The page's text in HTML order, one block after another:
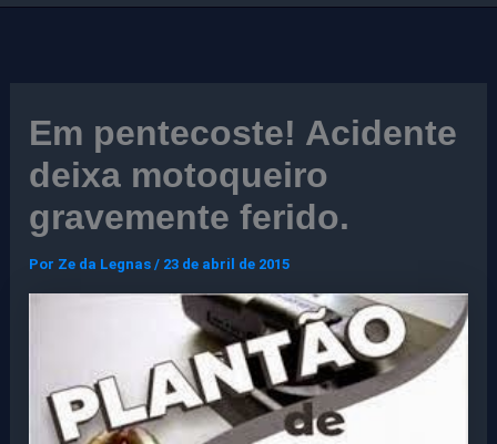
Em pentecoste! Acidente
deixa motoqueiro
gravemente ferido.
Por Ze da Legnas/ 23 de abril de 2015